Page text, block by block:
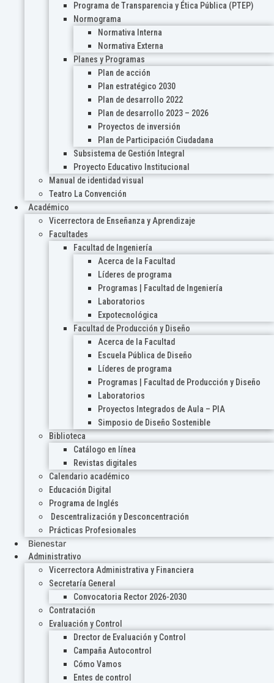
Programa de Transparencia y Ética Pública (PTEP)
Normograma
Normativa Interna
Normativa Externa
Planes y Programas
Plan de acción
Plan estratégico 2030
Plan de desarrollo 2022
Plan de desarrollo 2023 – 2026
Proyectos de inversión
Plan de Participación Ciudadana
Subsistema de Gestión Integral
Proyecto Educativo Institucional
Manual de identidad visual
Teatro La Convención
Académico
Vicerrectora de Enseñanza y Aprendizaje
Facultades
Facultad de Ingeniería
Acerca de la Facultad
Líderes de programa
Programas | Facultad de Ingeniería
Laboratorios
Expotecnológica
Facultad de Producción y Diseño
Acerca de la Facultad
Escuela Pública de Diseño
Líderes de programa
Programas | Facultad de Producción y Diseño
Laboratorios
Proyectos Integrados de Aula – PIA
Simposio de Diseño Sostenible
Biblioteca
Catálogo en línea
Revistas digitales
Calendario académico
Educación Digital
Programa de Inglés
Descentralización y Desconcentración
Prácticas Profesionales
Bienestar
Administrativo
Vicerrectora Administrativa y Financiera
Secretaría General
Convocatoria Rector 2026-2030
Contratación
Evaluación y Control
Drector de Evaluación y Control
Campaña Autocontrol
Cómo Vamos
Entes de control